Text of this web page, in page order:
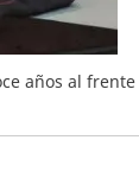
años al frente